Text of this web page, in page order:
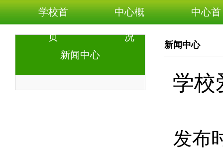
学校首
页
中心概
况
中心首
新闻中心
新闻中心
学校
发布